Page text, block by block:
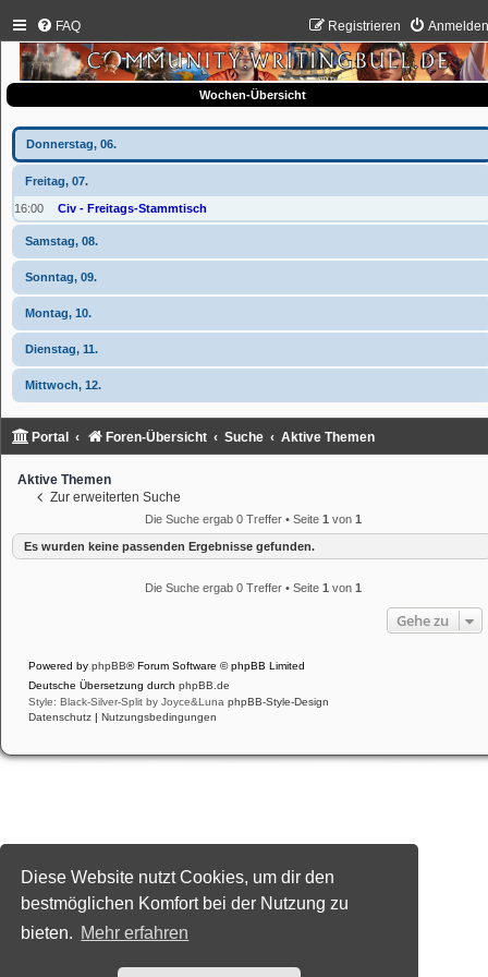
Diese Website nutzt Cookies, um dir den
bestmöglichen Komfort bei der Nutzung zu
bieten. Mehr erfahren
FAQ Registrieren
Wochen-Übersicht
Donnerstag, 06.
Freitag, 07.
16:00 Civ - Freitags-Stammtisch
Samstag, 08.
Sonntag, 09.
Montag, 10.
Dienstag, 11.
Mittwoch, 12.
Portal Foren-Übersicht Suche Aktive Themen
Aktive Themen
Zur erweiterten Suche
Die Suche ergab 0 Treffer • Seite 1 von 1
Es wurden keine passenden Ergebnisse gefunden.
Die Suche ergab 0 Treffer • Seite 1 von 1
Gehe zu
Powered by phpBB® Forum Software © phpBB Limited
Deutsche Übersetzung durch phpBB.de
Style: Black-Silver-Split by Joyce&Luna phpBB-Style-Design
Datenschutz
Nutzungsbedingungen